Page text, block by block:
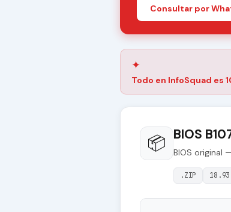
Consultar por
✦
Todo en InfoSquad es
📦 BIOS
BIOS original
.ZIP 18.93